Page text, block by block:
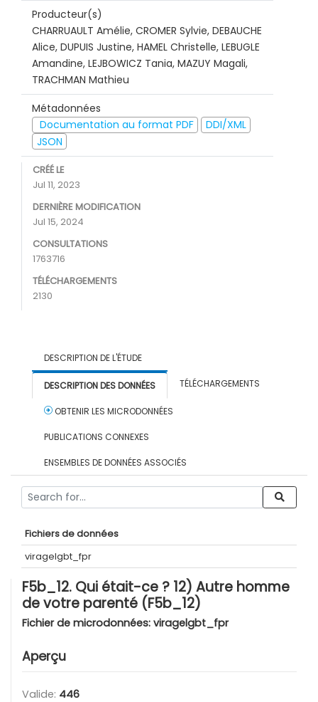
Producteur(s)
CHARRUAULT Amélie, CROMER Sylvie, DEBAUCHE
Alice, DUPUIS Justine, HAMEL Christelle, LEBUGLE
Amandine, LEJBOWICZ Tania, MAZUY Magali,
TRACHMAN Mathieu
Métadonnées
Documentation au format PDF
DDI/XML
JSON
CRÉÉ LE
Jul 11, 2023
DERNIÈRE MODIFICATION
Jul 15, 2024
CONSULTATIONS
1763716
TÉLÉCHARGEMENTS
2130
DESCRIPTION DE L'ÉTUDE
DESCRIPTION DES DONNÉES TÉLÉCHARGEMENTS
OBTENIR LES MICRODONNÉES
PUBLICATIONS CONNEXES
ENSEMBLES DE DONNÉES ASSOCIÉS
Fichiers de données
viragelgbt_fpr
F5b_12. Qui était-ce ? 12) Autre homme
de votre parenté (F5b_12)
Fichier de microdonnées: viragelgbt_fpr
Aperçu
Valide: 446